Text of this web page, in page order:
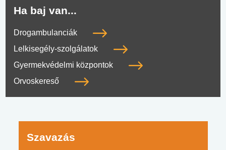
Ha baj van...
Drogambulanciák
Lelkisegély-szolgálatok
Gyermekvédelmi központok
Orvoskereső
Szavazás